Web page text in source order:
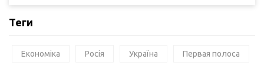
Теги
Економіка Росія Україна Первая полоса